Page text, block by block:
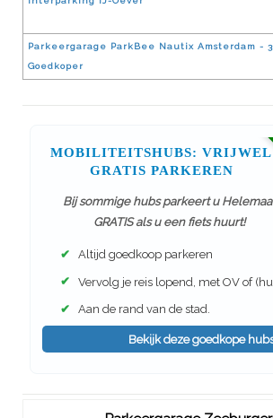
Parkeergarage ParkBee Nautix Amsterdam -
Goedkoper
MOBILITEITSHUBS: VRIJWEL
GRATIS PARKEREN
Bij sommige hubs parkeert u
GRATIS als u een fiets huurt!
✔ Altijd goedkoop parkeren
✔ Vervolg je reis lopend, met OV of
✔ Aan de rand van de stad.
Bekijk deze goedkope